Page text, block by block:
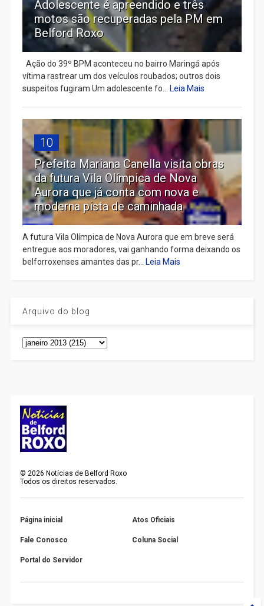
Adolescente é apreendido e três
motos são recuperadas pela PM em
Belford Roxo
Ação do 39º BPM aconteceu no bairro Maringá após
vítima rastrear um dos veículos roubados; outros dois
suspeitos fugiram Um adolescente fo... Leia Mais
10
Prefeita Mariana Canella visita obras
da futura Vila Olímpica de Nova
Aurora que já conta com nova e
moderna pista de caminhada
A futura Vila Olímpica de Nova Aurora que em breve será
entregue aos moradores, vai ganhando forma deixando os
belforroxenses amantes das pr... Leia Mais
Arquivo do blog
©2026 Notícias de Belford Roxo
Todos os direitos reservados.
Página inicial Atos Oficiais
Fale Conosco Coluna Social
Portal do Servidor